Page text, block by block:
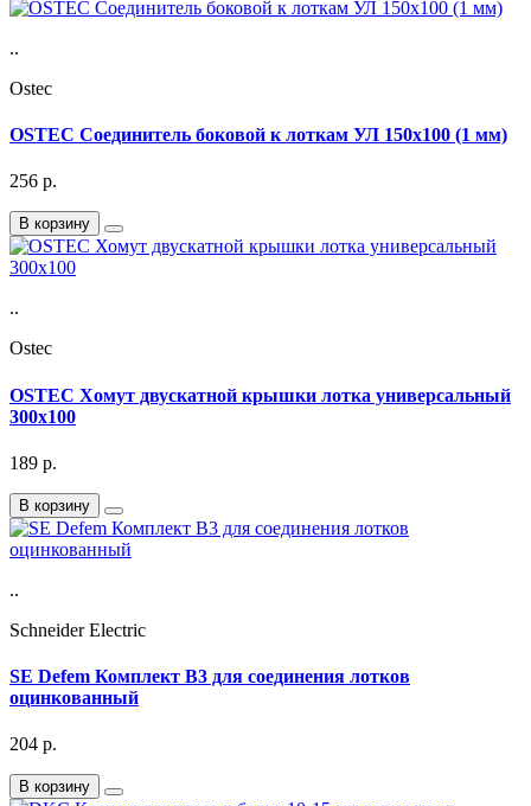
..
Ostec
OSTEC Соединитель боковой к лоткам УЛ 150х100 (1 мм)
256 р.
В корзину
..
Ostec
OSTEC Хомут двускатной крышки лотка универсальный
300х100
189 р.
В корзину
..
Schneider Electric
SE Defem Комплект B3 для соединения лотков
оцинкованный
204 р.
В корзину